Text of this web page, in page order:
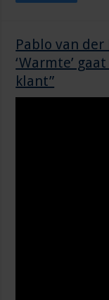
Pablo van der
‘Warmte’
klant”